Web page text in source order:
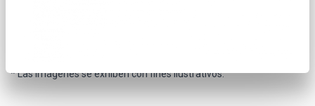
* Las imágenes se exhiben con fines ilustrativos.